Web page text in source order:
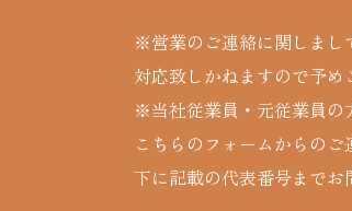
※営業のご連絡に関しまし
対応致しかねますので予め
※当社従業員・元従業員の
こちらのフォームからの
下に記載の代表番号までお